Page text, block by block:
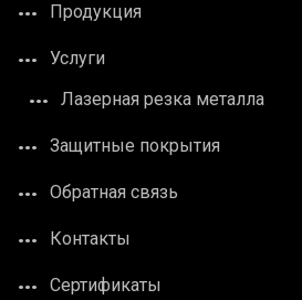
Продукция
Услуги
Лазерная резка металла
Защитные покрытия
Обратная связь
Контакты
Сертификаты